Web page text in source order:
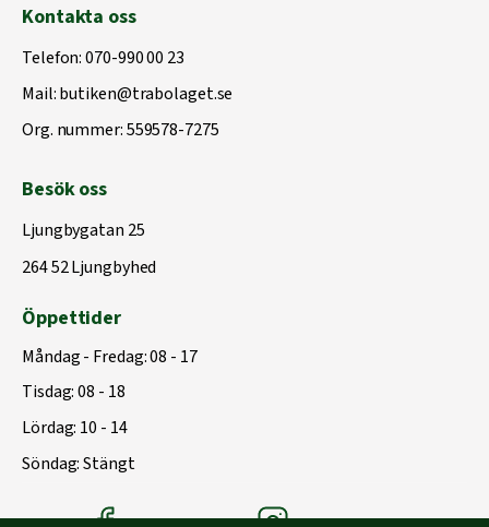
Kontakta oss
Telefon:070-990 00 23
Mail:butiken@trabolaget.se
Org. nummer: 559578-7275
Besök oss
Ljungbygatan 25
264 52 Ljungbyhed
Öppettider
Måndag - Fredag: 08 - 17
Tisdag: 08 - 18
Lördag: 10 - 14
Söndag: Stängt